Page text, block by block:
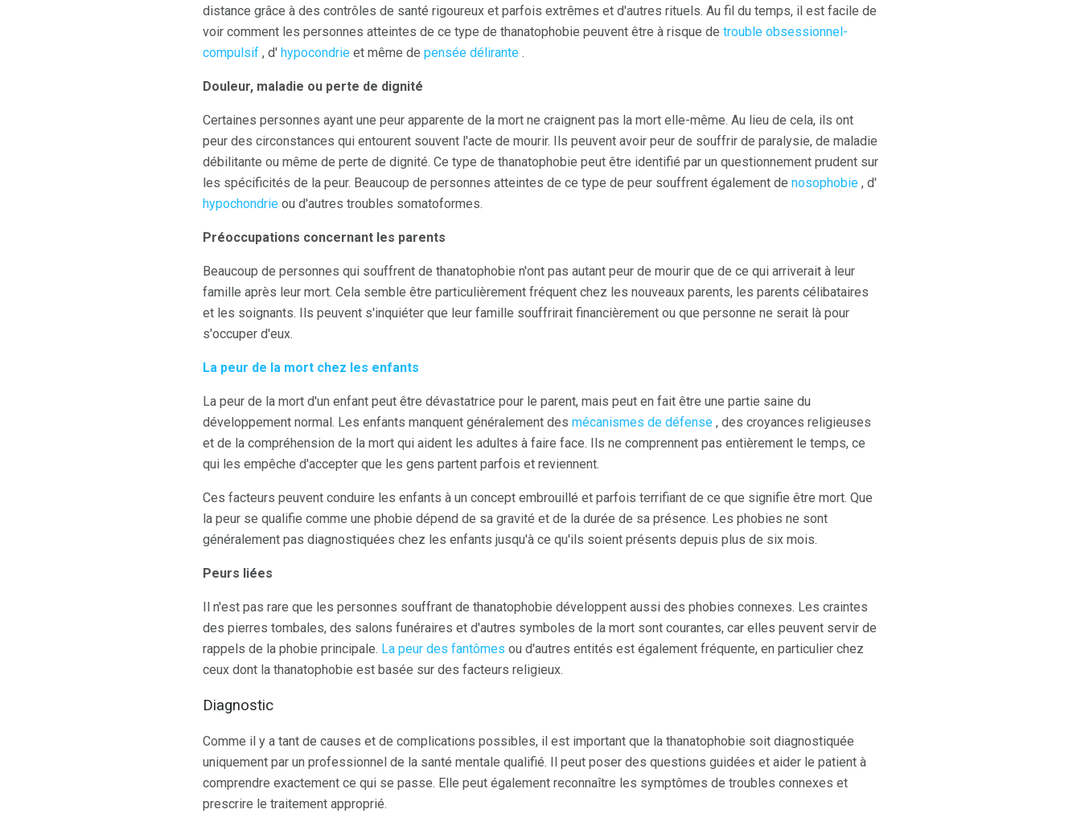
distance grâce à des contrôles de santé rigoureux et parfois extrêmes et d'autres rituels. Au fil du temps, il est facile de
voir comment les personnes atteintes de ce type de thanatophobie peuvent être à risque de trouble obsessionnel-
compulsif , d' hypocondrie et même de pensée délirante .
Douleur, maladie ou perte de dignité
Certaines personnes ayant une peur apparente de la mort ne craignent pas la mort elle-même. Au lieu de cela, ils ont
peur des circonstances qui entourent souvent l'acte de mourir. Ils peuvent avoir peur de souffrir de paralysie, de maladie
débilitante ou même de perte de dignité. Ce type de thanatophobie peut être identifié par un questionnement prudent sur
les spécificités de la peur. Beaucoup de personnes atteintes de ce type de peur souffrent également de nosophobie , d'
hypochondrie ou d'autres troubles somatoformes.
Préoccupations concernant les parents
Beaucoup de personnes qui souffrent de thanatophobie n'ont pas autant peur de mourir que de ce qui arriverait à leur
famille après leur mort. Cela semble être particulièrement fréquent chez les nouveaux parents, les parents célibataires
et les soignants. Ils peuvent s'inquiéter que leur famille souffrirait financièrement ou que personne ne serait là pour
s'occuper d'eux.
La peur de la mort chez les enfants
La peur de la mort d'un enfant peut être dévastatrice pour le parent, mais peut en fait être une partie saine du
développement normal. Les enfants manquent généralement des mécanismes de défense , des croyances religieuses
et de la compréhension de la mort qui aident les adultes à faire face. Ils ne comprennent pas entièrement le temps, ce
qui les empêche d'accepter que les gens partent parfois et reviennent.
Ces facteurs peuvent conduire les enfants à un concept embrouillé et parfois terrifiant de ce que signifie être mort. Que
la peur se qualifie comme une phobie dépend de sa gravité et de la durée de sa présence. Les phobies ne sont
généralement pas diagnostiquées chez les enfants jusqu'à ce qu'ils soient présents depuis plus de six mois.
Peurs liées
Il n'est pas rare que les personnes souffrant de thanatophobie développent aussi des phobies connexes. Les craintes
des pierres tombales, des salons funéraires et d'autres symboles de la mort sont courantes, car elles peuvent servir de
rappels de la phobie principale. La peur des fantômes ou d'autres entités est également fréquente, en particulier chez
ceux dont la thanatophobie est basée sur des facteurs religieux.
Diagnostic
Comme il y a tant de causes et de complications possibles, il est important que la thanatophobie soit diagnostiquée
uniquement par un professionnel de la santé mentale qualifié. Il peut poser des questions guidées et aider le patient à
comprendre exactement ce qui se passe. Elle peut également reconnaître les symptômes de troubles connexes et
prescrire le traitement approprié.